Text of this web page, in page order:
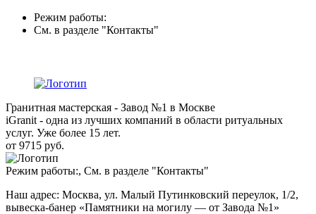
Режим работы:
См. в разделе "Контакты"
Гранитная мастерская - Завод №1 в Москве
iGranit - одна из лучших компаний в области ритуальных
услуг. Уже более 15 лет.
от 9715 руб.
Режим работы:, См. в разделе "Контакты"
Наш адрес: Москва, ул. Малый Путинковский переулок, 1/2,
вывеска-банер «Памятники на могилу — от Завода №1»